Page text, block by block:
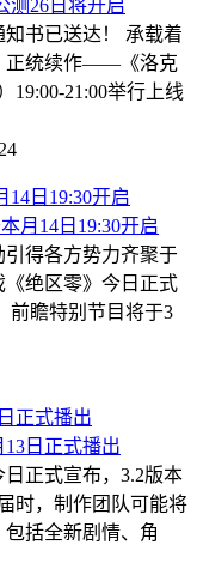
测26日将开启
书已送达！ 承载着
正统续作——《洛克
19:00-21:00举行上线
月14日19:30开启
得各方势力齐聚于
绝区零》今日正式
前瞻特别节目将于3
日正式播出
正式宣布，3.2版本
时，制作团队可能将
括全新剧情、角